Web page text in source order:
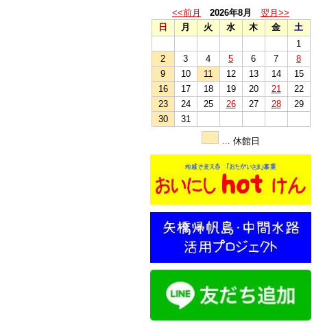
<<前月 2026年8月
翌月>>
日
月 火 水 木 金
土
1
2
3 4 5 6 7
8
9
10 11 12 13 14
15
16
17 18 19 20 21
22
23
24 25 26 27 28
29
30
31
… 休館日